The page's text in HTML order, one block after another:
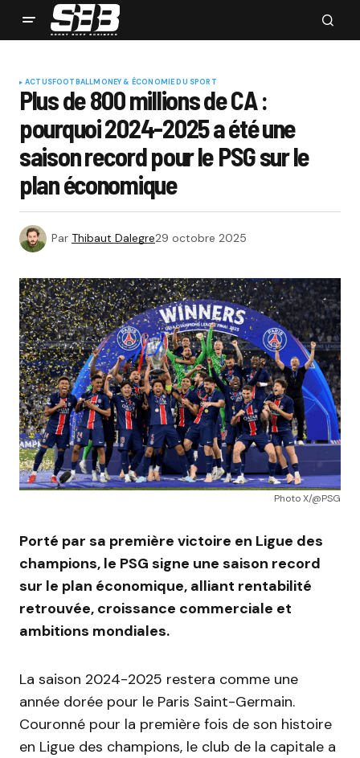
ACTUSFOOTBALLMONEY & ÉCONOMIE DU SPORT
Plus de 800 millions de CA :
pourquoi 2024-2025 a été une
saison record pour le PSG sur le
plan économique
Par Thibaut Dalegre29 octobre 2025
Photo X/@PSG
Porté par sa première victoire en Ligue des
champions, le PSG signe une saison record
sur le plan économique, alliant rentabilité
retrouvée, croissance commerciale et
ambitions mondiales.
La saison 2024-2025 restera comme une
année dorée pour le Paris Saint-Germain.
Couronné pour la première fois de son histoire
en Ligue des champions, le club de la capitale a